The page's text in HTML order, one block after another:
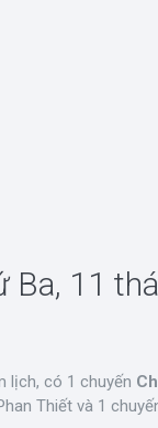
Ba, 11
lịch, có 1 chuyến
Thiết và 1